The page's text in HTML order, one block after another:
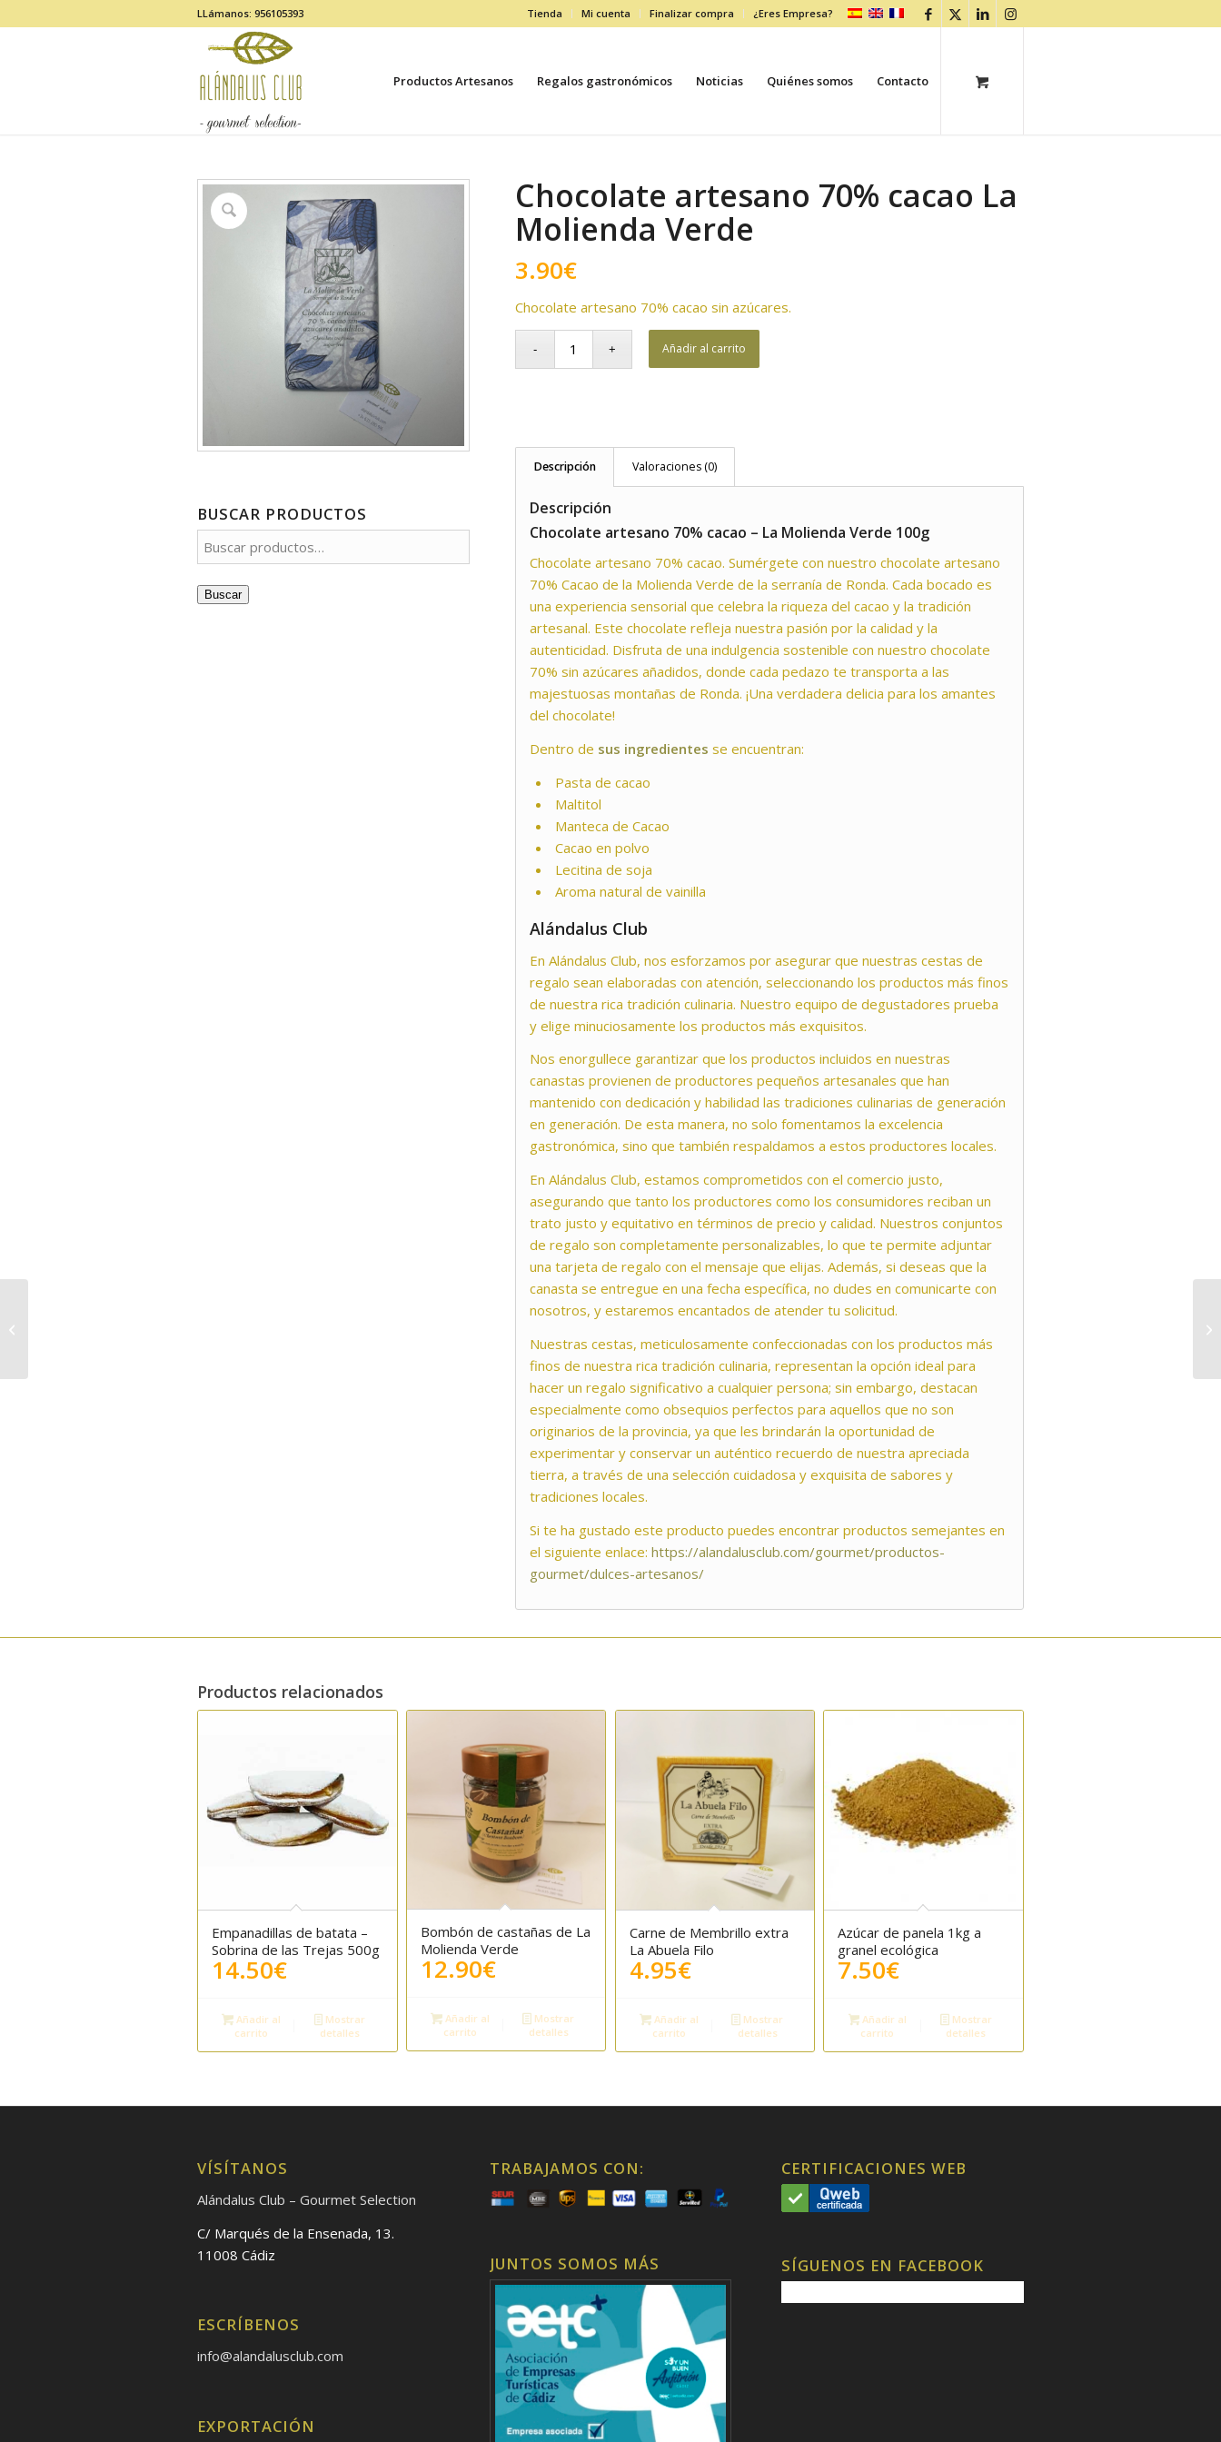
Tienda Mi cuenta Finalizar compra ¿Eres Empresa?
LLámanos: 956105393
Productos Artesanos Regalos gastronómicos Noticias Quiénes somos Contacto
BUSCAR PRODUCTOS
Buscar
Chocolate artesano 70% cacao La
Molienda Verde
3.90€
Chocolate artesano 70% cacao sin azúcares.
Añadir al carrito
Descripción Valoraciones (0)
Descripción
Chocolate artesano 70% cacao – La Molienda Verde 100g
Chocolate artesano 70% cacao. Sumérgete con nuestro chocolate artesano
70% Cacao de la Molienda Verde de la serranía de Ronda. Cada bocado es
una experiencia sensorial que celebra la riqueza del cacao y la tradición
artesanal. Este chocolate refleja nuestra pasión por la calidad y la
autenticidad. Disfruta de una indulgencia sostenible con nuestro chocolate
70% sin azúcares añadidos, donde cada pedazo te transporta a las
majestuosas montañas de Ronda. ¡Una verdadera delicia para los amantes
del chocolate!
Dentro de sus ingredientes se encuentran:
Pasta de cacao
Maltitol
Manteca de Cacao
Cacao en polvo
Lecitina de soja
Aroma natural de vainilla
Alándalus Club
En Alándalus Club, nos esforzamos por asegurar que nuestras cestas de
regalo sean elaboradas con atención, seleccionando los productos más finos
de nuestra rica tradición culinaria. Nuestro equipo de degustadores prueba
y elige minuciosamente los productos más exquisitos.
Nos enorgullece garantizar que los productos incluidos en nuestras
canastas provienen de productores pequeños artesanales que han
mantenido con dedicación y habilidad las tradiciones culinarias de generación
en generación. De esta manera, no solo fomentamos la excelencia
gastronómica, sino que también respaldamos a estos productores locales.
En Alándalus Club, estamos comprometidos con el comercio justo,
asegurando que tanto los productores como los consumidores reciban un
trato justo y equitativo en términos de precio y calidad. Nuestros conjuntos
de regalo son completamente personalizables, lo que te permite adjuntar
una tarjeta de regalo con el mensaje que elijas. Además, si deseas que la
canasta se entregue en una fecha específica, no dudes en comunicarte con
nosotros, y estaremos encantados de atender tu solicitud.
Nuestras cestas, meticulosamente confeccionadas con los productos más
finos de nuestra rica tradición culinaria, representan la opción ideal para
hacer un regalo significativo a cualquier persona; sin embargo, destacan
especialmente como obsequios perfectos para aquellos que no son
originarios de la provincia, ya que les brindarán la oportunidad de
experimentar y conservar un auténtico recuerdo de nuestra apreciada
tierra, a través de una selección cuidadosa y exquisita de sabores y
tradiciones locales.
Si te ha gustado este producto puedes encontrar productos semejantes en
el siguiente enlace:https://alandalusclub.com/gourmet/productos-
gourmet/dulces-artesanos/
Productos relacionados
4.50
Empanadillas de batata –
Sobrina de las Trejas 500g
14.50€
Añadir al
carrito
Mostrar
detalles
5.00
Bombón de castañas de La
Molienda Verde
12.90€
Añadir al
carrito
Mostrar
detalles
Carne de Membrillo extra
La Abuela Filo
4.95€
Añadir al
carrito
Mostrar
detalles
5.00
Azúcar de panela 1kg a
granel ecológica
7.50€
Añadir al
carrito
Mostrar
detalles
VÍSÍTANOS
Alándalus Club – Gourmet Selection
C/ Marqués de la Ensenada, 13.
11008 Cádiz
ESCRÍBENOS
info@alandalusclub.com
EXPORTACIÓN
TRABAJAMOS CON:
JUNTOS SOMOS MÁS
CERTIFICACIONES WEB
SÍGUENOS EN FACEBOOK